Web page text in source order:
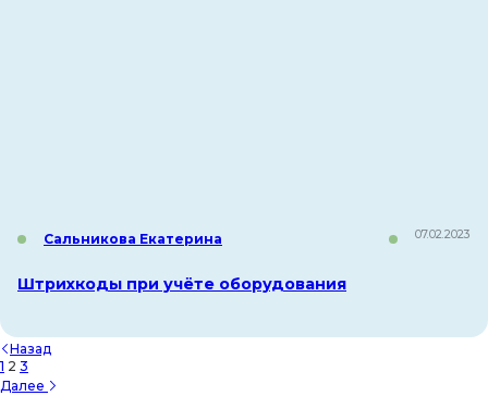
Сальникова Екатерина 07.02.2023
Штрихкоды при учёте оборудования
Назад
1 2 3
Далее